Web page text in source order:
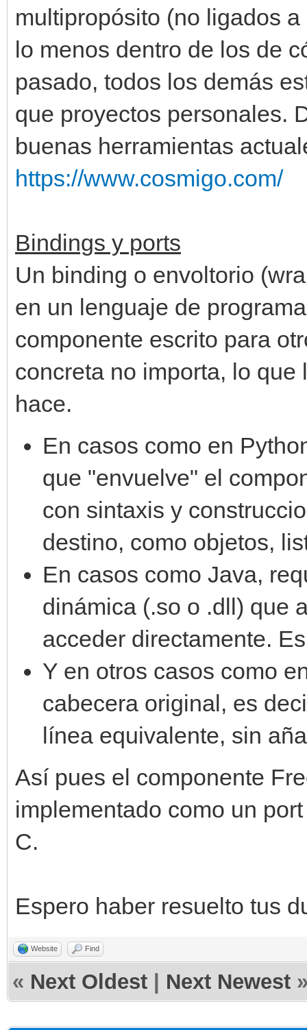
multipropósito (no ligados
lo menos dentro de los de
pasado, todos los demás
que proyectos personales.
buenas herramientas
https://www.cosmigo.com/
Bindings y ports
Un binding o envoltorio
en un lenguaje de
componente escrito para
concreta no importa, lo
hace.
En casos como en
que "envuelve" el
con sintaxis y
destino, como objetos,
En casos como Java,
dinámica (.so o .dll) que
acceder directamente.
Y en otros casos como
cabecera original, es
línea equivalente, sin
Así pues el componente
implementado como un
C.
Espero haber resuelto tus
Website Find
« Next Oldest Next Newest